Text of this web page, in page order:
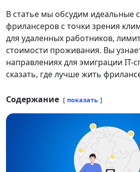
В статье мы обсудим идеальные
фрилансеров с точки зрения
для удаленных работников,
стоимости проживания. Вы
направлениях для эмиграции IT-
сказать, где лучше жить
Содержание показать